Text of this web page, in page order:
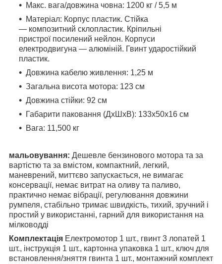
Макс. вага/довжина човна: 1200 кг / 5,5 м
Матеріал: Корпус пластик. Стійка
— композитний склопластик. Кріпильні
пристрої посилений нейлон. Корпуси
електродвигуна — алюміній. Гвинт ударостійкий
пластик.
Довжина кабелю живлення: 1,25 м
Загальна висота мотора: 123 см
Довжина стійки: 92 см
Габарити паковання (ДхШхВ): 133х50х16 см
Вага: 11,500 кг
мальовування: Дешевле бензинового мотора та за
вартістю та за вмістом, компактний, легкий,
маневрений, миттєво запускається, не вимагає
консервації, немає витрат на оливу та паливо,
практично немає вібрації, регулювання довжини
румпеля, стабільно тримає швидкість, тихий, зручний і
простий у використанні, гарний для використання на
мілководді
Комплектація Електромотор 1 шт., гвинт 3 лопатей 1
шт., інструкція 1 шт., картонна упаковка 1 шт., ключ для
встановлення/зняття гвинта 1 шт., монтажний комплект